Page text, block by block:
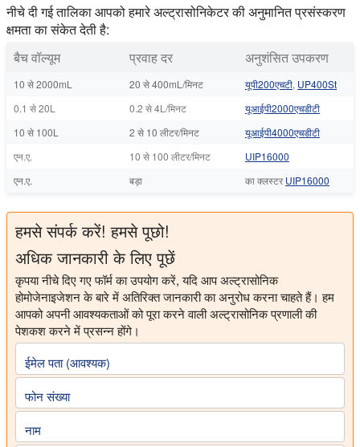
नीचे दी गई तालिका आपको हमारे अल्ट्रासोनिकेटर की अनुमानित प्रसंस्करण
क्षमता का संकेत देती है:
बैच वॉल्यूम
प्रवाह दर अनुशंसित उपकरण
10 से 2000mL 20 से 400mL/मिनट यूपी200एचटी, UP400St
0.1 से 20L
0.2 से 4L/मिनट
यूआईपी2000एचडीटी
10 से 100L
2 से 10 लीटर/मिनट
यूआईपी4000एचडीटी
एन.ए.
10 से 100 लीटर/मिनट
UIP16000
एन.ए.
बड़ा का क्लस्टरUIP16000
हमसे संपर्क करें! हमसे पूछो!
अधिक जानकारी के लिए पूछें
कृपया नीचे दिए गए फॉर्म का उपयोग करें, यदि आप अल्ट्रासोनिक
होमोजेनाइजेशन के बारे में अतिरिक्त जानकारी का अनुरोध करना चाहते हैं। हम
आपको अपनी आवश्यकताओं को पूरा करने वाली अल्ट्रासोनिक प्रणाली की
पेशकश करने में प्रसन्न होंगे।
ईमेल पता (आवश्यक)
फोन संख्या
नाम